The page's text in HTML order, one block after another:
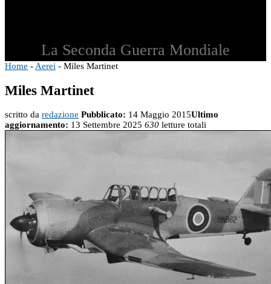
La Seconda Guerra Mondiale
Home - Aerei - Miles Martinet
Miles Martinet
scritto da redazione Pubblicato: 14 Maggio 2015Ultimo
aggiornamento: 13 Settembre 2025 630 letture totali